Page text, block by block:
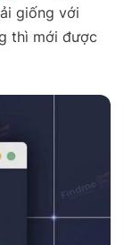
giống với
thì mới được